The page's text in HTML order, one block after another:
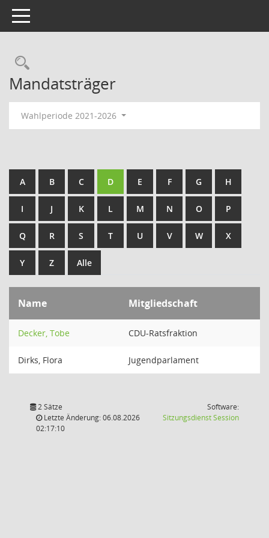
Toggle navigation
Rechercheauswahl
Mandatsträger
Wahlperiode 2021-2026
A B C D E F G H
I J K L M N O P
Q R S T U V W X
Y Z Alle
Name Mitgliedschaft
Decker, Tobe CDU-Ratsfraktion
Dirks, Flora Jugendparlament
2 Sätze
Letzte Änderung: 06.08.2026
02:17:10
Software:
SitzungsdienstSession(Wird in